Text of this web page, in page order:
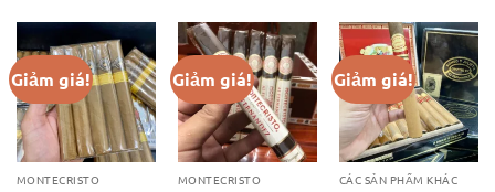
Giảm giá!
MONTECRISTO
Giảm giá!
MONTECRISTO
Giảm giá!
CÁC SẢN PHẨM KHÁC